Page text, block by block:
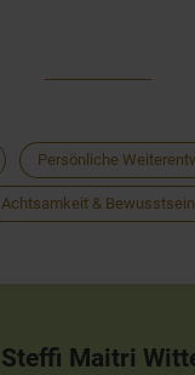
Persönliche
Achtsamkeit & Bewusstsein
Steffi Maitri